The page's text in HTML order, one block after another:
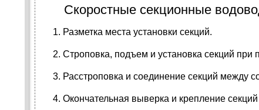
Скоростные секционные
1. Разметка места установки секций.
2. Строповка, подъем и установка секций
3. Расстроповка и соединение секций между
4. Окончательная выверка и крепление